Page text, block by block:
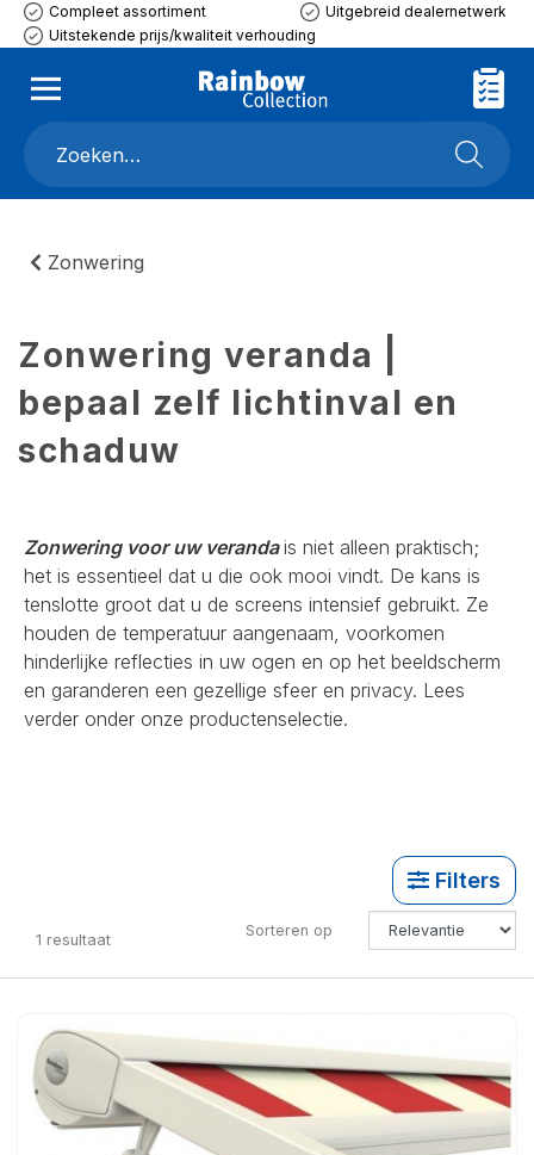
Compleet assortiment
Uitgebreid dealernetwerk
Uitstekende prijs/kwaliteit verhouding
Zonwering
Zonwering veranda |
bepaal zelf lichtinval en
schaduw
Zonwering voor uw verandais niet alleen praktisch;
het is essentieel dat u die ook mooi vindt. De kans is
tenslotte groot dat u de screens intensief gebruikt. Ze
houden de temperatuur aangenaam, voorkomen
hinderlijke reflecties in uw ogen en op het beeldscherm
en garanderen een gezellige sfeer en privacy. Lees
verder onder onze productenselectie.
Filters
1 resultaat Sorteren op